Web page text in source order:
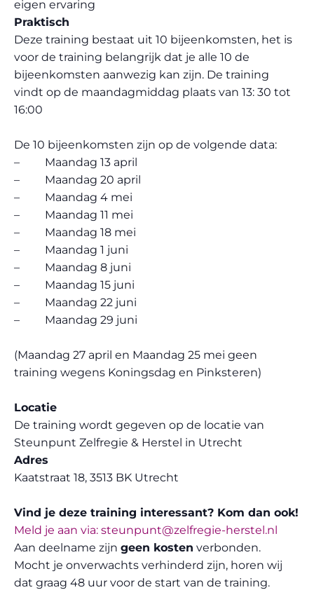
eigen ervaring
Praktisch
Deze training bestaat uit 10 bijeenkomsten, het is
voor de training belangrijk dat je alle 10 de
bijeenkomsten aanwezig kan zijn. De training
vindt op de maandagmiddag plaats van 13: 30 tot
16:00
De 10 bijeenkomsten zijn op de volgende data:
– Maandag 13 april
– Maandag 20 april
– Maandag 4 mei
– Maandag 11 mei
– Maandag 18 mei
– Maandag 1 juni
– Maandag 8 juni
– Maandag 15 juni
– Maandag 22 juni
– Maandag 29 juni
(Maandag 27 april en Maandag 25 mei geen
training wegens Koningsdag en Pinksteren)
Locatie
De training wordt gegeven op de locatie van
Steunpunt Zelfregie & Herstel in Utrecht
Adres
Kaatstraat 18, 3513 BK Utrecht
Vind je deze training interessant? Kom dan ook!
Meld je aan via: steunpunt@zelfregie-herstel.nl
Aan deelname zijn geen kosten verbonden.
Mocht je onverwachts verhinderd zijn, horen wij
dat graag 48 uur voor de start van de training.